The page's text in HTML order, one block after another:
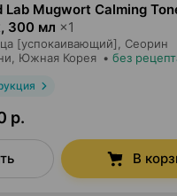
Lab Mugwort Calming
, 300 мл ×1
[успокаивающий],
Сеорин
, Южная Корея • без
р.
В